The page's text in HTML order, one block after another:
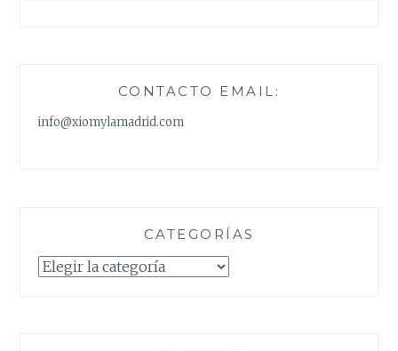
CONTACTO EMAIL:
info@xiomylamadrid.com
CATEGORÍAS
Categorías